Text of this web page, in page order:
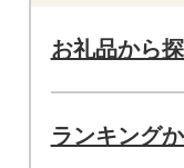
お礼品から
ランキング